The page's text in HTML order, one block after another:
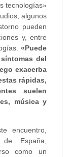
tecnologías»
algunos
pueden
y, entre
«Puede
del
exacerba
rápidas,
suelen
música y
encuentro,
España,
como un